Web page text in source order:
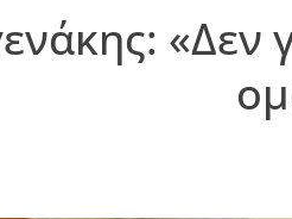
«Δεν